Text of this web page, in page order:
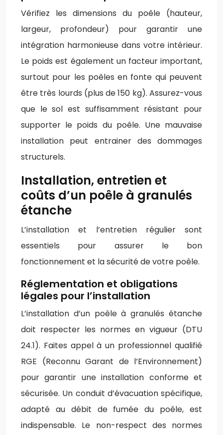
Vérifiez les dimensions du poêle (hauteur,
largeur, profondeur) pour garantir une
intégration harmonieuse dans votre intérieur.
Le poids est également un facteur important,
surtout pour les poêles en fonte qui peuvent
être très lourds (plus de 150 kg). Assurez-vous
que le sol est suffisamment résistant pour
supporter le poids du poêle. Une mauvaise
installation peut entrainer des dommages
structurels.
Installation, entretien et
coûts d’un poêle à granulés
étanche
L’installation et l’entretien régulier sont
essentiels pour assurer le bon
fonctionnement et la sécurité de votre poêle.
Réglementation et obligations
légales pour l’installation
L’installation d’un poêle à granulés étanche
doit respecter les normes en vigueur (DTU
24.1). Faites appel à un professionnel qualifié
RGE (Reconnu Garant de l’Environnement)
pour garantir une installation conforme et
sécurisée. Un conduit d’évacuation spécifique,
adapté au débit de fumée du poêle, est
indispensable. Le non-respect des normes